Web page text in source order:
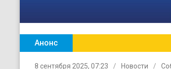
Анонс Главные новости
8 сентября 2025, 07:23 Новости